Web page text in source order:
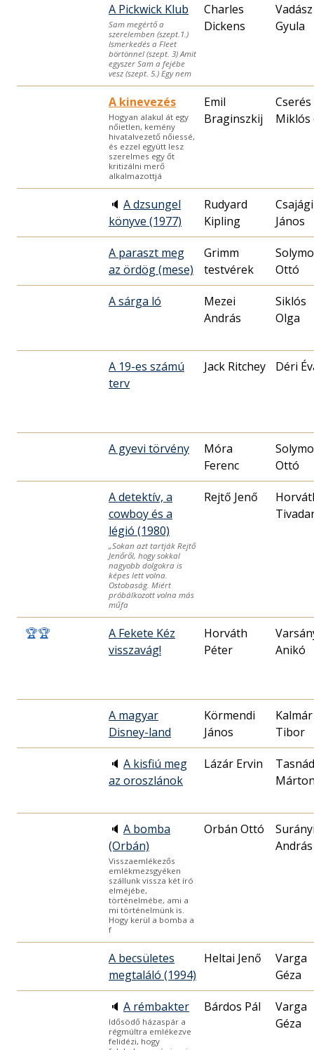
A Pickwick Klub
Sam megértő a
szerelemben (szept.1.)
Ismerkedés a Fleet
börtönnel (szept. 3) Amit
egyszer Sam a fejébe
vesz (szept. 5.) Egy nem
Charles
Dickens
Vadász
Gyula
A kinevezés
Hogyan alakul át egy
nőietlen, kemény
hivatalvezető nőiessé,
és ezzel együtt lesz
szerelmes egy őt
kritizálni merő
alkalmazottjá
Emil
Braginszkij
Cserés
Miklós
🔈 A dzsungel
könyve (1977)
Rudyard
Kipling
Csajági
János
A paraszt meg
az ördög (mese)
Grimm
testvérek
Ottó
A sárga ló
Mezei
András
Siklós
Olga
A 19-es számú
terv
Jack Ritchey Déri
A gyevi törvény
Móra
Ferenc
Ottó
A detektív, a
cowboy és a
légió (1980)
„Sokan azt tartják Rejtő
Jenőről, hogy sokkal
nagyobb dolgokra is
képes lett volna.
Ostobaság. Miért
próbálkozott volna más
műfa
Rejtő Jenő
🏆🏆
A Fekete Kéz
visszavág!
Horváth
Péter
Anikó
A magyar
Disney-land
Körmendi
János
Kalmár
Tibor
🔈 A kisfiú meg
az oroszlánok
Lázár Ervin
🔈 A bomba
(Orbán)
Visszaemlékezős
emlékmezsgyéken
szállunk vissza két író
elméjébe,
történelmébe, ami a
mi történelmünk is.
Hogy kerül a bomba a
f
Orbán Ottó
András
A becsületes
megtaláló (1994)
Heltai Jenő
Varga
Géza
🔈 A rémbakter
Idősödő házaspár a
régmúltra emlékezve
felidézi, hogy
Bárdos Pál
Varga
Géza